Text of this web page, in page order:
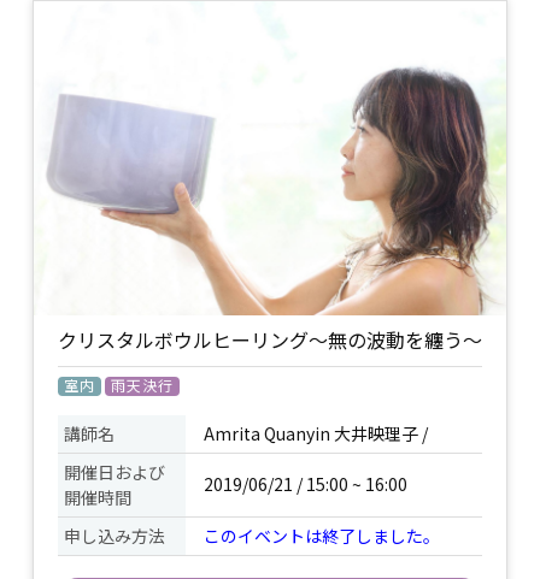
るような 前向きでエネルギッシュなクラ
ス！ 笑ったり、集中しながら、 自分の中
の軸を見つけていきましょう。 ヨガ初め
ての方も参加しやすい内容です。
持ち物
ヨガマット又はバスタオル / 飲み物 /
クリスタルボウルヒーリング〜無の波動を纏う〜
室内 雨天決行
講師名
Amrita Quanyin 大井映理子 /
開催日および
開催時間
2019/06/21 / 15:00 ~ 16:00
申し込み方法 このイベントは終了しました。